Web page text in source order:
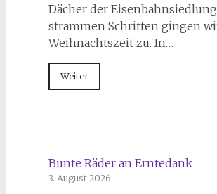
Dächer der
strammen Schritten gingen
Weihnachtszeit zu. In…
Weiter
Bunte Räder an Erntedank
3. August 2026